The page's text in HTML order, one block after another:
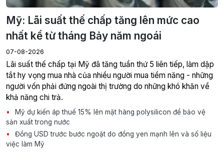
Mỹ: Lãi suất thế chấp tăng lên mức cao
nhất kể từ tháng Bảy năm ngoái
07-08-2026
Lãi suất thế chấp tại Mỹ đã tăng tuần thứ 5 liên tiếp, làm dập
tắt hy vọng mua nhà của nhiều người mua tiềm năng - những
người vốn phải đứng ngoài thị trường do những khó khăn về
khả năng chi trả.
Mỹ dự kiến áp thuế 15% lên mặt hàng polysilicon để bảo vệ
sản xuất trong nước
Đồng USD trước bước ngoặt do đồng yen mạnh lên và số liệu
việc làm Mỹ